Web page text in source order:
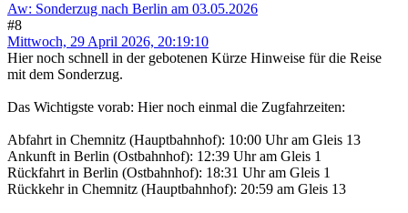
Aw: Sonderzug nach Berlin am 03.05.2026
#8
Mittwoch, 29 April 2026, 20:19:10
Hier noch schnell in der gebotenen Kürze Hinweise für die Reise
mit dem Sonderzug.
Das Wichtigste vorab: Hier noch einmal die Zugfahrzeiten:
Abfahrt in Chemnitz (Hauptbahnhof): 10:00 Uhr am Gleis 13
Ankunft in Berlin (Ostbahnhof): 12:39 Uhr am Gleis 1
Rückfahrt in Berlin (Ostbahnhof): 18:31 Uhr am Gleis 1
Rückkehr in Chemnitz (Hauptbahnhof): 20:59 am Gleis 13